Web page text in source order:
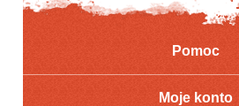
Pomoc
Moje konto